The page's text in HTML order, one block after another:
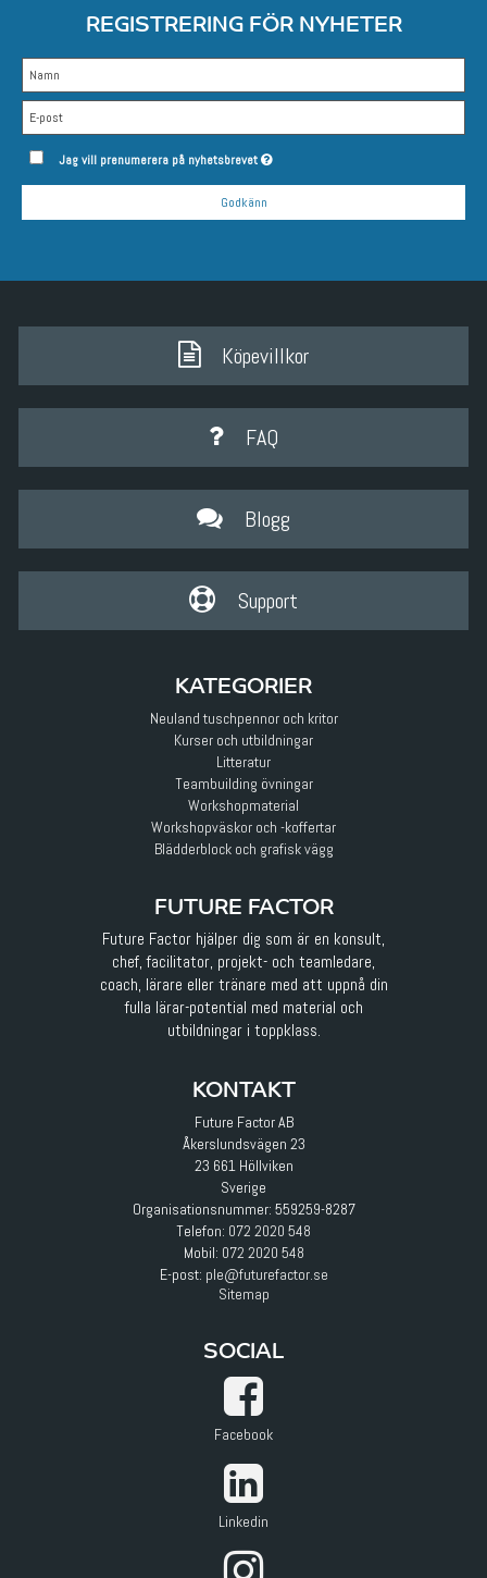
REGISTRERING FÖR NYHETER
Jag vill prenumerera på nyhetsbrevet
Godkänn
Köpevillkor
FAQ
Blogg
Support
KATEGORIER
Neuland tuschpennor och kritor
Kurser och utbildningar
Litteratur
Teambuilding övningar
Workshopmaterial
Workshopväskor och -koffertar
Blädderblock och grafisk vägg
FUTURE FACTOR
Future Factor hjälper dig som är en konsult,
chef, facilitator, projekt- och teamledare,
coach, lärare eller tränare med att uppnå din
fulla lärar-potential med material och
utbildningar i toppklass.
KONTAKT
Future Factor AB
Åkerslundsvägen 23
23 661 Höllviken
Sverige
Organisationsnummer: 559259-8287
Telefon: 072 2020 548
Mobil: 072 2020 548
E-post: ple@futurefactor.se
Sitemap
SOCIAL
Facebook
Linkedin